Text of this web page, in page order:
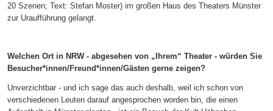
20 Szenen; Text: Stefan Moster) im großen Haus des Theaters Münster
zur Uraufführung gelangt.
Welchen Ort in NRW - abgesehen von „Ihrem“ Theater - würden Sie
Besucher*innen/Freund*innen/Gästen gerne zeigen?
Unverzichtbar - und ich sage das auch deshalb, weil ich schon von
verschiedenen Leuten darauf angesprochen worden bin, die einen